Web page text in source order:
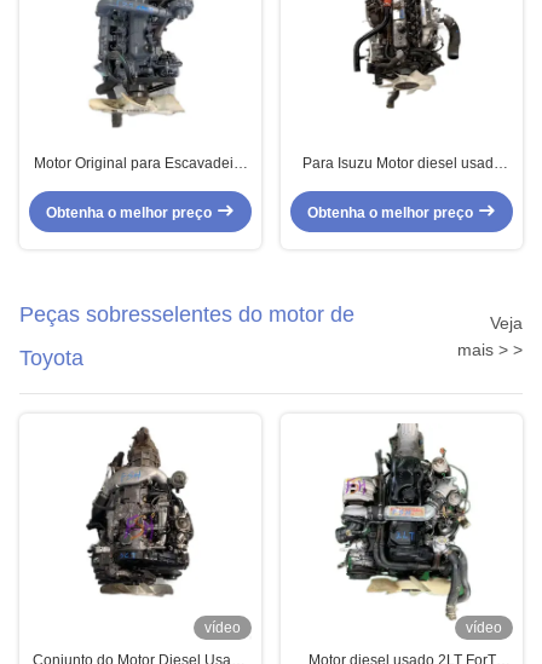
Motor Original para Escavadeira
Com Transmissão Turbo
Obtenha o melhor preço
Para Isuzu Motor diesel usado
Obtenha o melhor preço
Peças sobresselentes do motor de
Toyota
Veja
mais > >
vídeo
Conjunto do Motor Diesel Usado
vídeo
Motor diesel usado 2LT ForT